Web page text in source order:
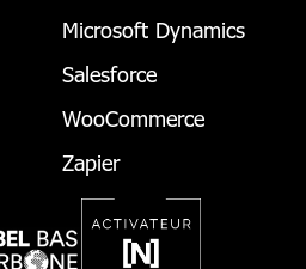
Microsoft Dynamics
Salesforce
WooCommerce
Zapier